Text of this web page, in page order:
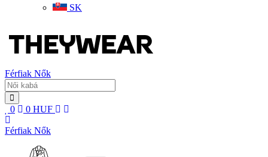
SK
Férfiak Nők
0 0 HUF
Férfiak Nők